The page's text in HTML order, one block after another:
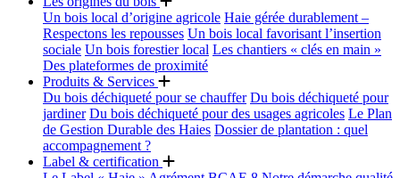
Un bois local d’origine agricole Haie gérée durablement –
Respectons les repousses Un bois local favorisant l’insertion
sociale Un bois forestier local Les chantiers « clés en main »
Des plateformes de proximité
Produits & Services
Du bois déchiqueté pour se chauffer Du bois déchiqueté pour
jardiner Du bois déchiqueté pour des usages agricoles Le Plan
de Gestion Durable des Haies Dossier de plantation : quel
accompagnement ?
Label & certification